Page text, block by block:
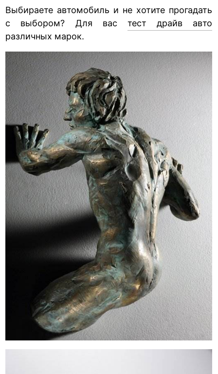
Выбираете автомобиль и не хотите прогадать
с выбором? Для вас тест драйв авто
различных марок.